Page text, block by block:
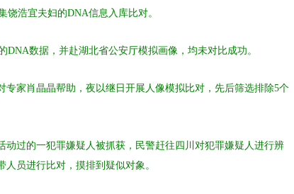
浩宜夫妇的DNA信息入库比对。
数据，并赴湖北省公安厅模拟画像，均未对比成功。
家肖晶晶帮助，夜以继日开展人像模拟比对，先后筛选排除5个
过的一犯罪嫌疑人被抓获，民警赶往四川对犯罪嫌疑人进行辨
员进行比对，摸排到疑似对象。